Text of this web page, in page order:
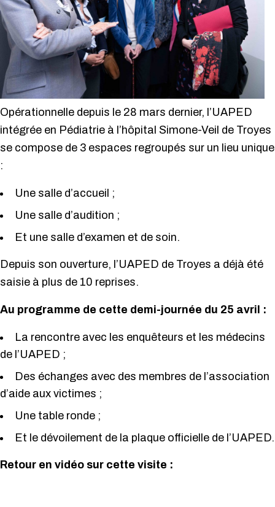
Opérationnelle depuis le 28 mars dernier, l’UAPED
intégrée en Pédiatrie à l’hôpital Simone-Veil de Troyes
se compose de 3 espaces regroupés sur un lieu unique
:
Une salle d’accueil ;
Une salle d’audition ;
Et une salle d’examen et de soin.
Depuis son ouverture, l’UAPED de Troyes a déjà été
saisie à plus de 10 reprises.
Au programme de cette demi-journée du 25 avril :
La rencontre avec les enquêteurs et les médecins
de l’UAPED ;
Des échanges avec des membres de l’association
d’aide aux victimes ;
Une table ronde ;
Et le dévoilement de la plaque officielle de l’UAPED.
Retour en vidéo sur cette visite :